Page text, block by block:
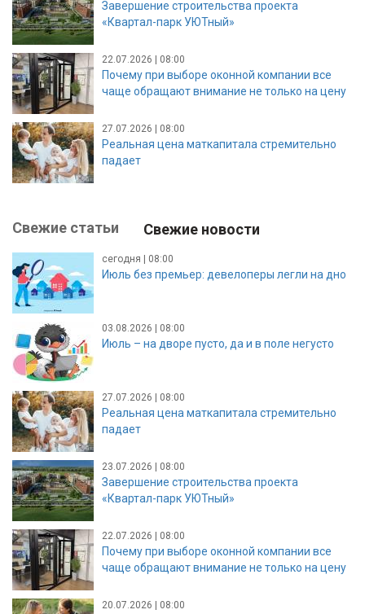
Завершение строительства проекта
«Квартал-парк УЮТный»
22.07.2026 | 08:00
Почему при выборе оконной компании все
чаще обращают внимание не только на цену
27.07.2026 | 08:00
Реальная цена маткапитала стремительно
падает
Свежие статьи Свежие новости
сегодня | 08:00
Июль без премьер: девелоперы легли на дно
03.08.2026 | 08:00
Июль – на дворе пусто, да и в поле негусто
27.07.2026 | 08:00
Реальная цена маткапитала стремительно
падает
23.07.2026 | 08:00
Завершение строительства проекта
«Квартал-парк УЮТный»
22.07.2026 | 08:00
Почему при выборе оконной компании все
чаще обращают внимание не только на цену
20.07.2026 | 08:00